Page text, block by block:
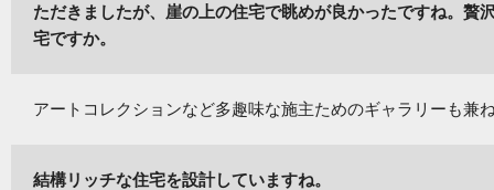
ただきましたが、崖の上の住宅で眺めが良かったですね。贅
宅ですか。
アートコレクションなど多趣味な施主ためのギャラリーも兼
結構リッチな住宅を設計していますね。